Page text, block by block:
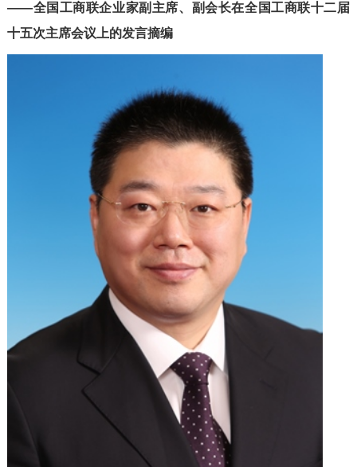
——全国工商联企业家副主席、副会长在全国工商联十二届
十五次主席会议上的发言摘编